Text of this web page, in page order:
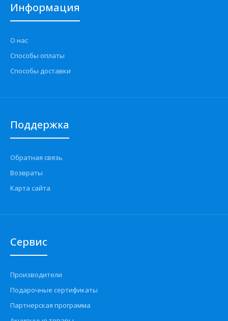
Информация
О нас
Способы оплаты
Способы доставки
Поддержка
Обратная связь
Возвраты
Карта сайта
Сервис
Производители
Подарочные сертификаты
Партнерская программа